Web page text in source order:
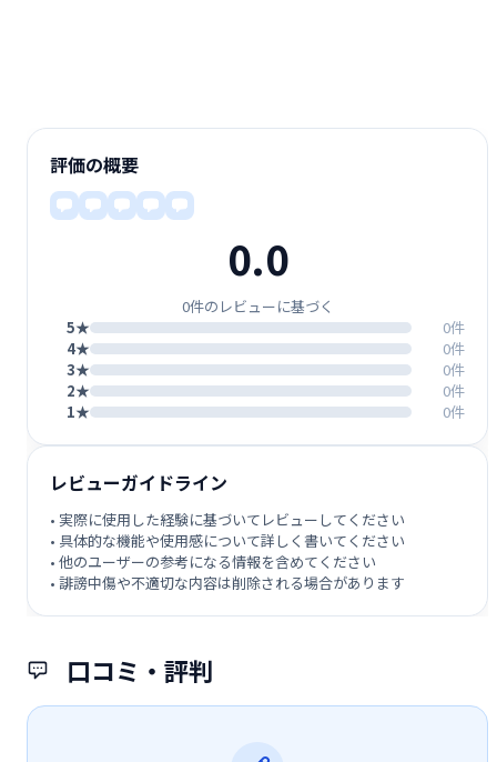
口コミ・評判
評価の概要
0.0
0件のレビューに基づく
5★
0件
4★
0件
3★
0件
2★
0件
1★
0件
レビューガイドライン
• 実際に使用した経験に基づいてレビューしてください
• 具体的な機能や使用感について詳しく書いてください
• 他のユーザーの参考になる情報を含めてください
• 誹謗中傷や不適切な内容は削除される場合があります